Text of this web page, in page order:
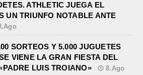
ATHLETIC JUEGA EL
UN TRIUNFO NOTABLE ANTE
SORTEOS Y 5.000 JUGUETES
VIENE LA GRAN FIESTA DEL
LUIS TROIANO»
8.Ago